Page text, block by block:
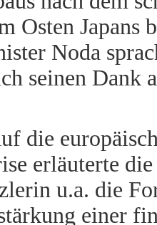
Osten Japans
Noda
seinen Dank
die
erläuterte die
u.a. die
einer